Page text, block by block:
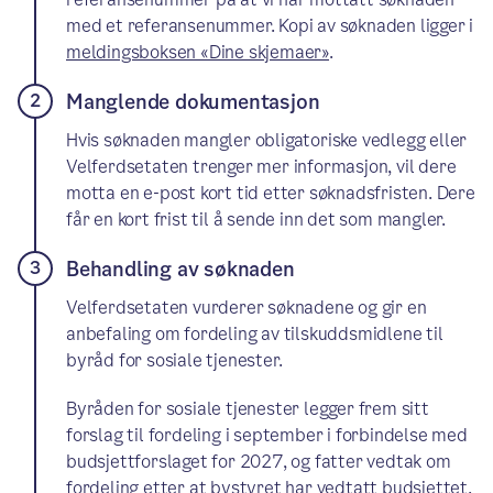
med et referansenummer. Kopi av søknaden ligger i
meldingsboksen «Dine skjemaer».
Manglende dokumentasjon
Hvis søknaden mangler obligatoriske vedlegg eller
Velferdsetaten trenger mer informasjon, vil dere
motta en e-post kort tid etter søknadsfristen. Dere
får en kort frist til å sende inn det som mangler.
Behandling av søknaden
Velferdsetaten vurderer søknadene og gir en
anbefaling om fordeling av tilskuddsmidlene til
byråd for sosiale tjenester.
Byråden for sosiale tjenester legger frem sitt
forslag til fordeling i september i forbindelse med
budsjettforslaget for 2027, og fatter vedtak om